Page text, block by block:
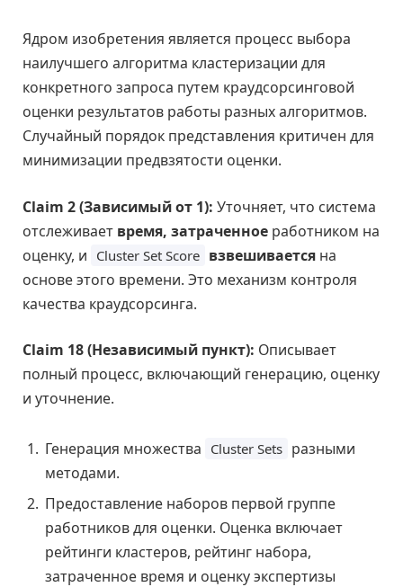
Ядром изобретения является процесс выбора
наилучшего алгоритма кластеризации для
конкретного запроса путем краудсорсинговой
оценки результатов работы разных алгоритмов.
Случайный порядок представления критичен для
минимизации предвзятости оценки.
Claim 2 (Зависимый от 1): Уточняет, что система
отслеживает время, затраченное работником на
оценку, и Cluster Set Score взвешивается на
основе этого времени. Это механизм контроля
качества краудсорсинга.
Claim 18 (Независимый пункт): Описывает
полный процесс, включающий генерацию, оценку
и уточнение.
Генерация множества Cluster Sets разными
методами.
Предоставление наборов первой группе
работников для оценки. Оценка включает
рейтинги кластеров, рейтинг набора,
затраченное время и оценку экспертизы